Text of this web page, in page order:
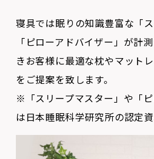
きお客様に最適な枕やマット
をご提案を致します。
※「スリープマスター」や「
は日本睡眠科学研究所の認定資